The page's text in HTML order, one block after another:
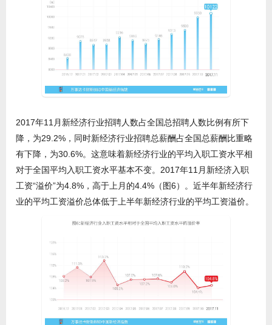
2017年11月新经济行业招聘人数占全国总招聘人数比例有所下
降，为29.2%，同时新经济行业招聘总薪酬占全国总薪酬比重略
有下降，为30.6%。这意味着新经济行业的平均入职工资水平相
对于全国平均入职工资水平基本不变。2017年11月新经济入职
工资“溢价”为4.8%，高于上月的4.4%（图6）。近半年新经济行
业的平均工资溢价总体低于上半年新经济行业的平均工资溢价。